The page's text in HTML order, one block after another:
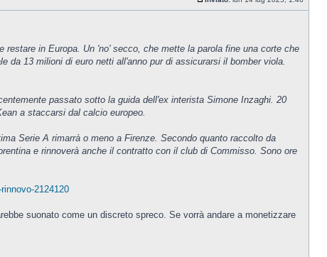
in Europa. Un 'no' secco, che mette la parola fine una corte che
da 13 milioni di euro netti all'anno pur di assicurarsi il bomber viola.
passato sotto la guida dell'ex interista Simone Inzaghi. 20
a staccarsi dal calcio europeo.
Serie A rimarrà o meno a Firenze. Secondo quanto raccolto da
e rinnoverà anche il contratto con il club di Commisso. Sono ore
2124120
suonato come un discreto spreco. Se vorrà andare a monetizzare